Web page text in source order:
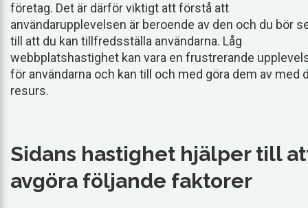
företag. Det är därför viktigt att förstå att
användarupplevelsen är beroende av den och du bör
till att du kan tillfredsställa användarna. Låg
webbplatshastighet kan vara en frustrerande
för användarna och kan till och med göra dem av med
resurs.
Sidans hastighet hjälper till
avgöra följande faktorer